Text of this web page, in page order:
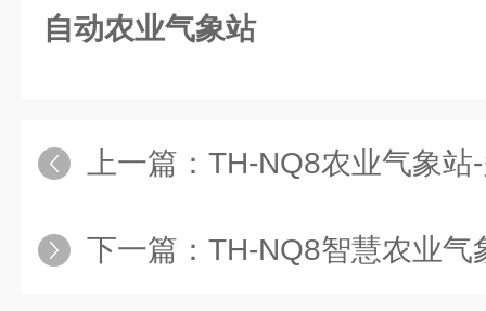
自动农业气象站
上一篇： TH-NQ8农业气象站
下一篇： TH-NQ8智慧农业气